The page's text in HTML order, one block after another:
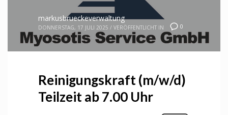
0
markusbrueckeverwaltung
DONNERSTAG, 17 JULI 2025 / VERÖFFENTLICHT IN
Reinigungskraft (m/w/d)
Teilzeit ab 7.00 Uhr